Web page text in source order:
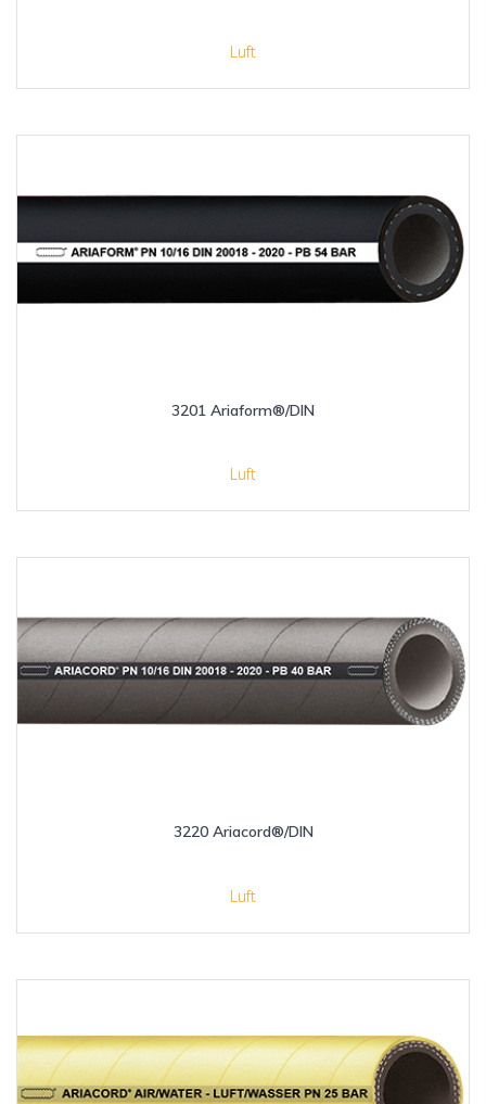
Luft
3201 Ariaform®/DIN
Luft
3220 Ariacord®/DIN
Luft